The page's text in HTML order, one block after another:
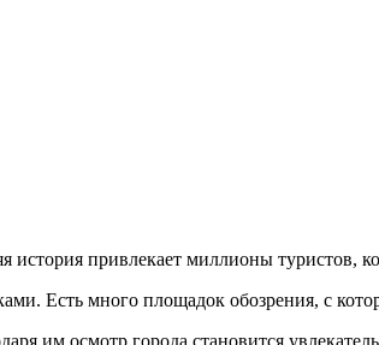
привлекает миллионы туристов,
Есть много площадок обозрения, с
им осмотр города становится